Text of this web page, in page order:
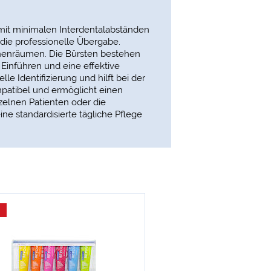
minimalen Interdentalabständen
professionelle Übergabe.
Die Bürsten bestehen
und eine effektive
Identifizierung und hilft bei der
und ermöglicht einen
Patienten oder die
standardisierte tägliche Pflege